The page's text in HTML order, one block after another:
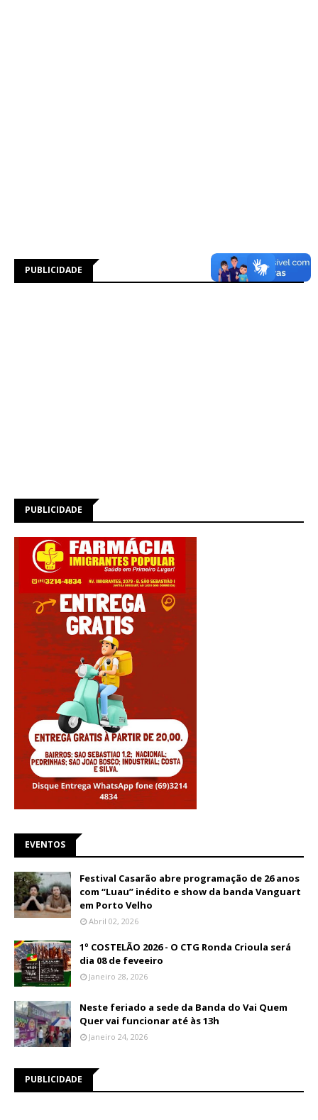
PUBLICIDADE
PUBLICIDADE
EVENTOS
Festival Casarão abre programação de 26 anos
com “Luau” inédito e show da banda Vanguart
em Porto Velho
Abril 02, 2026
1º COSTELÃO 2026 - O CTG Ronda Crioula será
dia 08 de feveeiro
Janeiro 28, 2026
Neste feriado a sede da Banda do Vai Quem
Quer vai funcionar até às 13h
Janeiro 24, 2026
PUBLICIDADE